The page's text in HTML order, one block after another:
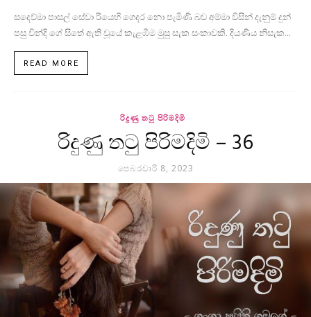
සදෙව්මා පාසල් සේවා රියෙහි ගෙදර නො පැමිණි බව අම්මා විසින් දැනුම් දුන්
පසු වින්දි ගේ සිතේ ඇති වූයේ කැළඹීම මුසු සැක සංකාවකි. දියණිය නිසැක...
READ MORE
රිදුණු තටු පිරිමදිමි
රිදුණු තටු පිරිමදිමි – 36
පෙබරවාරි 8, 2023